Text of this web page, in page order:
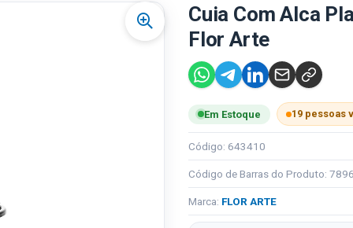
Cuia Com Alca
Flor Arte
Em Estoque 19 pessoas
Código: 643410
Código de Barras do Produto:
Marca: FLOR ARTE